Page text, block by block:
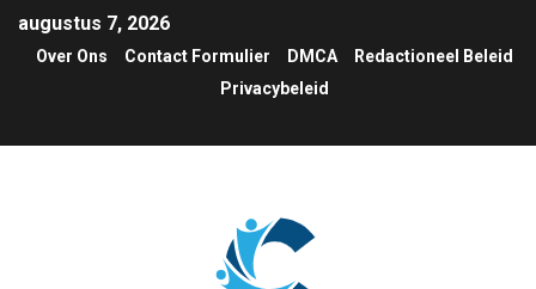
augustus 7, 2026
Over Ons Contact Formulier DMCA
Redactioneel Beleid
Privacybeleid